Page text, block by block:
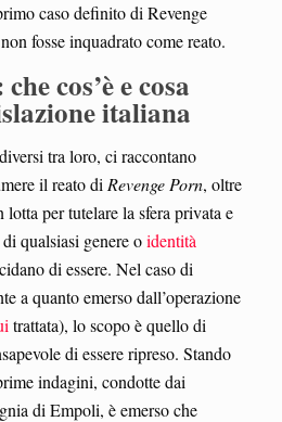
caso definito di Revenge
fosse inquadrato come reato.
cos’è e cosa
italiana
tra loro, ci raccontano
il reato di Revenge Porn, oltre
lotta per tutelare la sfera privata e
qualsiasi genere oidentità
di essere. Nel caso di
a quanto emerso dall’operazione
trattata), lo scopo è quello di
di essere ripreso. Stando
indagini, condotte dai
di Empoli, è emerso che